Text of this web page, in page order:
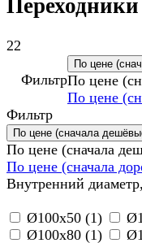
22
Фильтр
По цене
По цене
По цене
Фильтр
По цене (сначала
По цене (сначала
По цене (сначала
Внутренний
Ø100х50 (1)
Ø100х80 (1)